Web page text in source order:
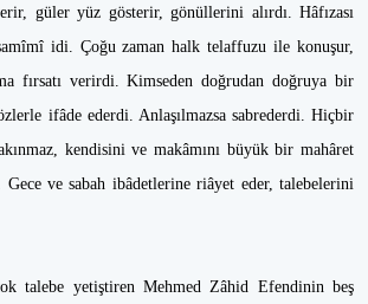
güler yüz gösterir, gönüllerini alırdı. Hâfızası
idi. Çoğu zaman halk telaffuzu ile konuşur,
fırsatı verirdi. Kimseden doğrudan doğruya bir
ifâde ederdi. Anlaşılmazsa sabrederdi. Hiçbir
kendisini ve makâmını büyük bir mahâret
ve sabah ibâdetlerine riâyet eder, talebelerini
talebe yetiştiren Mehmed Zâhid Efendinin beş